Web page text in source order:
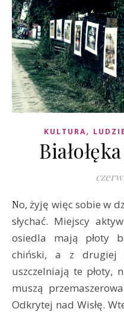
KULTURA, LUDZIE
No, żyję więc sobie w dzielnicy płotów. Ciągle o nich
słychać. Miejscy
osiedla mają płoty
chiński, a z drugiej
uszczelniają te płoty,
muszą
Odkrytej nad Wisłę.